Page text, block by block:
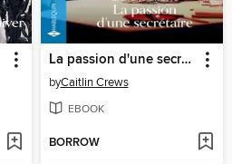
La passion d'une secrétaire
byCaitlin Crews
EBOOK
BORROW